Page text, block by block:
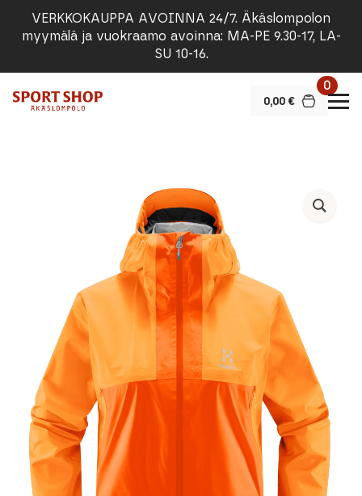
VERKKOKAUPPA AVOINNA 24/7. Äkäslompolon
myymälä ja vuokraamo avoinna: MA-PE 9.30-17, LA-
SU 10-16.
0,00 €
0